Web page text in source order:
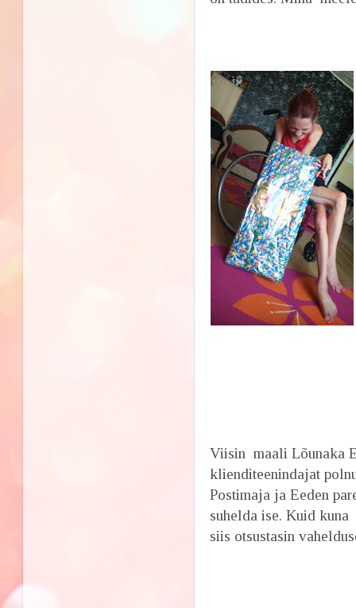
Viisin maali Lõunaka
klienditeenindajat
Postimaja ja Eeden
suhelda ise. Kuid
siis otsustasin